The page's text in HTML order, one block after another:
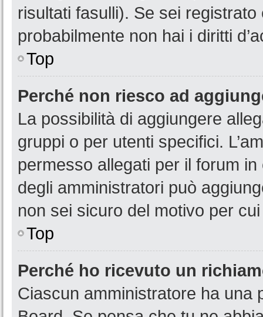
risultati fasulli). Se sei
probabilmente non hai i diritti
Top
Perché non riesco ad
La possibilità di aggiungere
gruppi o per utenti specifici.
permesso allegati per il forum
degli amministratori può
non sei sicuro del motivo per
Top
Perché ho ricevuto un
Ciascun amministratore ha una